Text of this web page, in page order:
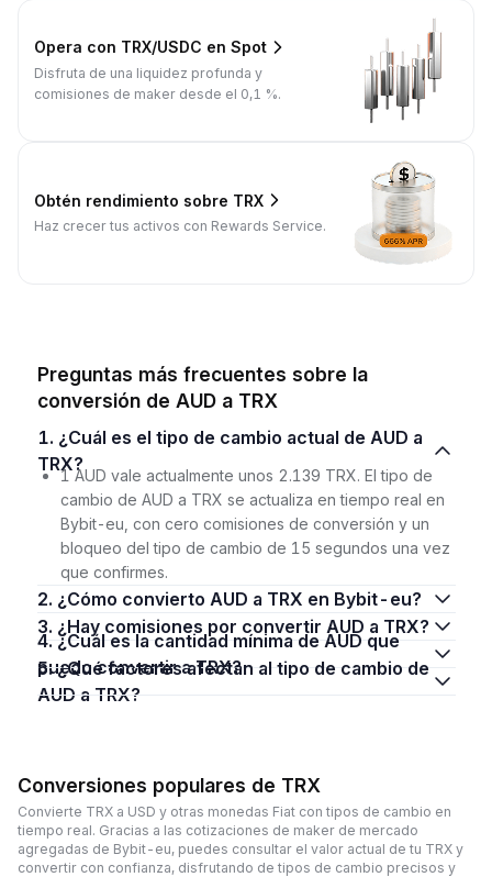
Opera con TRX/USDC en Spot
Disfruta de una liquidez profunda y
comisiones de maker desde el 0,1 %.
Obtén rendimiento sobre TRX
Haz crecer tus activos con Rewards Service.
Preguntas más frecuentes sobre la
conversión de AUD a TRX
1. ¿Cuál es el tipo de cambio actual de AUD a
TRX?
1 AUD vale actualmente unos 2.139 TRX. El tipo de
cambio de AUD a TRX se actualiza en tiempo real en
Bybit-eu, con cero comisiones de conversión y un
bloqueo del tipo de cambio de 15 segundos una vez
que confirmes.
2. ¿Cómo convierto AUD a TRX en Bybit-eu?
3. ¿Hay comisiones por convertir AUD a TRX?
4. ¿Cuál es la cantidad mínima de AUD que
puedo convertir a TRX?
5. ¿Qué factores afectan al tipo de cambio de
AUD a TRX?
Conversiones populares de TRX
Convierte TRX a USD y otras monedas Fiat con tipos de cambio en
tiempo real. Gracias a las cotizaciones de maker de mercado
agregadas de Bybit-eu, puedes consultar el valor actual de tu TRX y
convertir con confianza, disfrutando de tipos de cambio precisos y